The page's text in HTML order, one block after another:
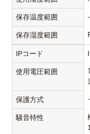
保存温度範囲
保存湿度範囲
IPコード
使用電圧範囲
保護方式
騒音特性